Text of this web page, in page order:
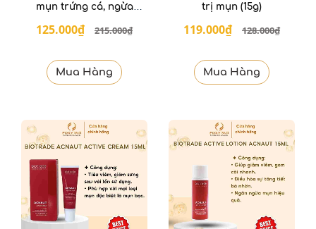
mụn trứng cá, ngừa
125.000₫ 215.000₫
Mua Hàng
trị mụn (15g)
119.000₫ 128.000₫
Mua Hàng